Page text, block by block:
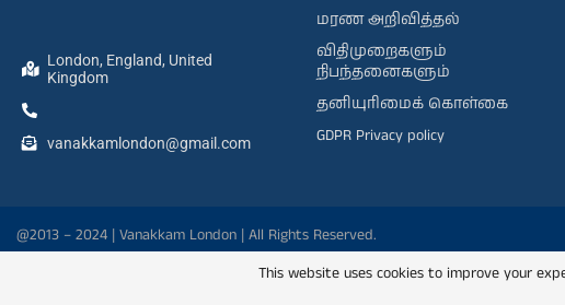
London, England, United
Kingdom
vanakkamlondon@gmail.com
மரண அறிவித்தல்
விதிமுறைகளும்
நிபந்தனைகளும்
தனியுரிமைக் கொள்கை
GDPR Privacy policy
@2013 – 2024 | Vanakkam London | All Rights Reserved.
This website uses cookies to improve your